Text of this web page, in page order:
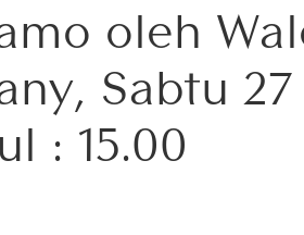
oleh
Sabtu 27
: 15.00